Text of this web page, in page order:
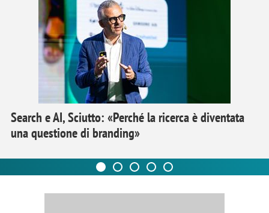
Search e AI, Sciutto: «Perché la ricerca è diventata
una questione di branding»